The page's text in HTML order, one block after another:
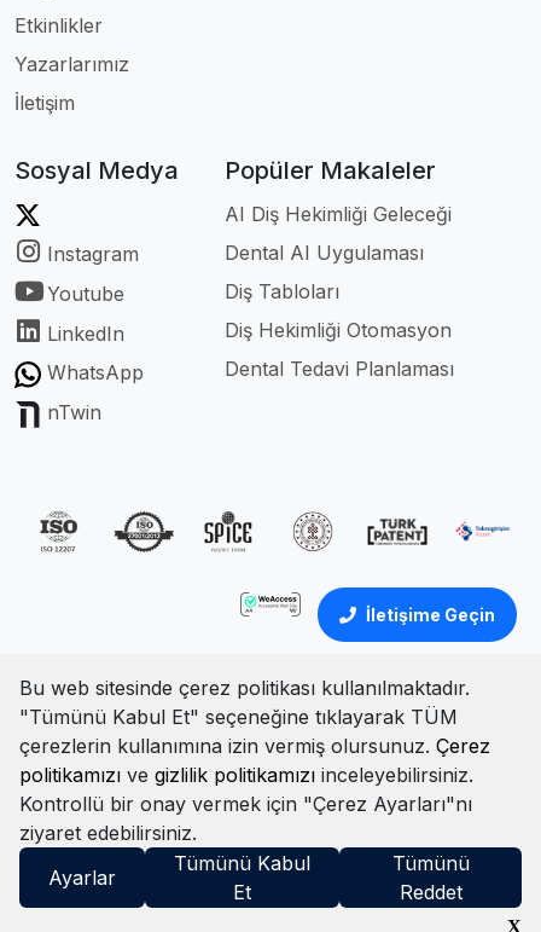
İletişime Geçin
Bu web sitesinde çerez politikası kullanılmaktadır.
"Tümünü Kabul Et" seçeneğine tıklayarak TÜM
çerezlerin kullanımına izin vermiş olursunuz. Çerez
politikamızı ve gizlilik politikamızı inceleyebilirsiniz.
Kontrollü bir onay vermek için "Çerez Ayarları"nı
ziyaret edebilirsiniz.
Ayarlar
Tümünü Kabul
Et
Tümünü
Reddet
Etkinlikler
Yazarlarımız
İletişim
Sosyal Medya
Instagram
Youtube
LinkedIn
WhatsApp
nTwin
Popüler Makaleler
AI Diş Hekimliği Geleceği
Dental AI Uygulaması
Diş Tabloları
Diş Hekimliği Otomasyon
Dental Tedavi Planlaması
Türkçe İngilizce
Çerez PolitikasıPortal Aydınlatma MetniGizlilik Politikası
Şartlar ve KoşullarBilgi Güvenliği Politikası